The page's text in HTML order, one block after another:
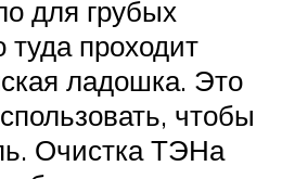
для грубых
туда проходит
ладошка. Это
чтобы
Очистка ТЭНа